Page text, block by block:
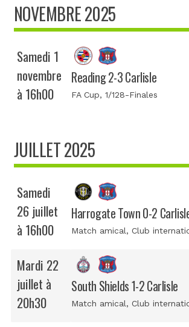
NOVEMBRE 2025
Samedi 1
novembre
à 16h00
Reading 2-3 Carlisle
FA Cup, 1/128-Finales
JUILLET 2025
Samedi
26 juillet
à 16h00
Harrogate Town 0-2
Match amical, Club
Mardi 22
juillet à
20h30
South Shields 1-2 Carlisle
Match amical, Club